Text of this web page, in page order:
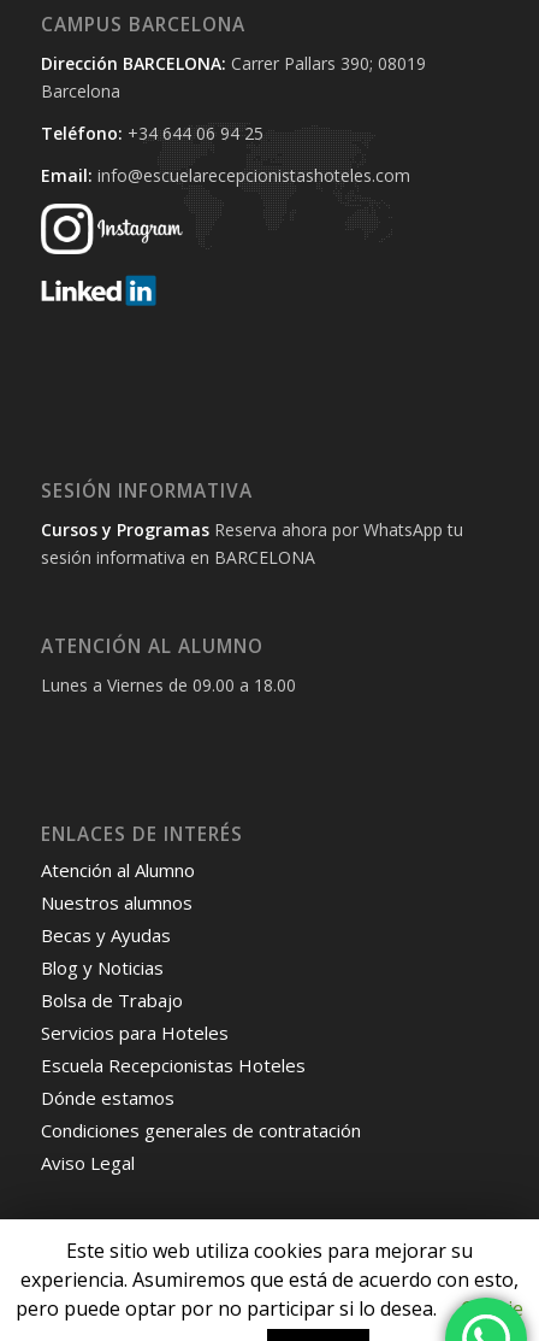
CAMPUS BARCELONA
Dirección BARCELONA: Carrer Pallars 390; 08019
Barcelona
Teléfono: +34 644 06 94 25‬
Email: info@escuelarecepcionistashoteles.com
SESIÓN INFORMATIVA
Cursos y ProgramasReserva ahora por WhatsApp tu
sesión informativa en BARCELONA
ATENCIÓN AL ALUMNO
Lunes a Viernes de 09.00 a 18.00
ENLACES DE INTERÉS
Atención al Alumno
Nuestros alumnos
Becas y Ayudas
Blog y Noticias
Bolsa de Trabajo
Servicios para Hoteles
Escuela Recepcionistas Hoteles
Dónde estamos
Condiciones generales de contratación
Aviso Legal
© Copyright - Escuela de Recepcionistas de Hoteles -Enfold WordPress
Este sitio web utiliza cookies para mejorar su
experiencia. Asumiremos que está de acuerdo con esto,
pero puede optar por no participar si lo desea.
Cookie